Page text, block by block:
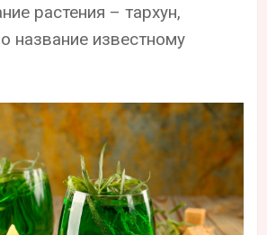
растения – тархун,
название известному